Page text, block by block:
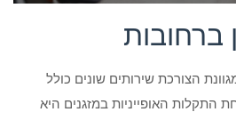
ברחובות
הצורכת שירותים שונים כולל
התקלות האופייניות במזגנים היא